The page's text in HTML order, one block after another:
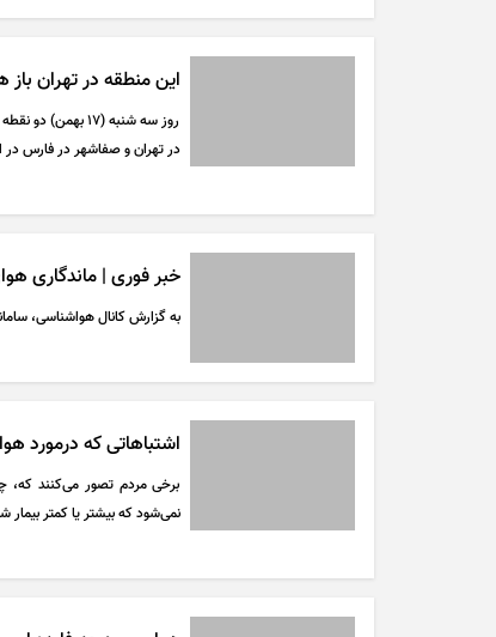
این منطقه در تهران
روز سه شنبه (۱۷
در تهران و صفاشهر در فارس در این روز دمای هوای
خبر فوری | ماندگاری هوای سرد تا ۱۰
به گزارش کانال هواشناسی،
اشتباهاتی که درمورد
برخی مردم تصور می‌کنند که،
نمی‌شود که بیشتر یا کمتر بیمار